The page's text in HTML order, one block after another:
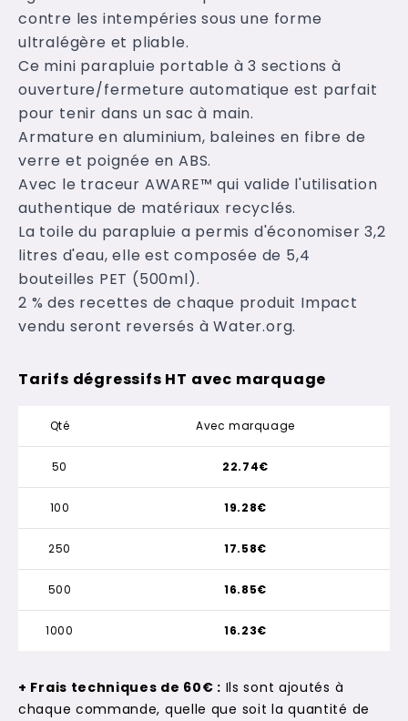
contre les intempéries sous une forme
ultralégère et pliable.
Ce mini parapluie portable à 3 sections à
ouverture/fermeture automatique est parfait
pour tenir dans un sac à main.
Armature en aluminium, baleines en fibre de
verre et poignée en ABS.
Avec le traceur AWARE™ qui valide l'utilisation
authentique de matériaux recyclés.
La toile du parapluie a permis d'économiser 3,2
litres d'eau, elle est composée de 5,4
bouteilles PET (500ml).
2 % des recettes de chaque produit Impact
vendu seront reversés à Water.org.
Tarifs dégressifs HT avec marquage
Qté Avec marquage
50
100
250
500
1000
22.74€
19.28€
17.58€
16.85€
16.23€
+ Frais techniques de 60€ : Ils sont ajoutés à
chaque commande, quelle que soit la quantité de